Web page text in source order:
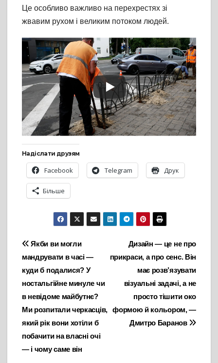
Це особливо важливо на перехрестях зі
жвавим рухом і великим потоком людей.
Надіслати друзям
Facebook Telegram Друк
Більше
Навігація
записів
Дизайн — це не про
прикраси, а про сенс. Він
має розв’язувати
візуальні задачі, а не
просто тішити око
формою й кольором, —
Дмитро Баранов
Якби ви могли
мандрувати в часі —
куди б подалися? У
ностальгійне минуле чи
в невідоме майбутнє?
Ми розпитали черкасців,
який рік вони хотіли б
побачити на власні очі
— і чому саме він